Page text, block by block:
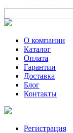
О компании
Каталог
Оплата
Гарантии
Доставка
Блог
Контакты
Регистрация